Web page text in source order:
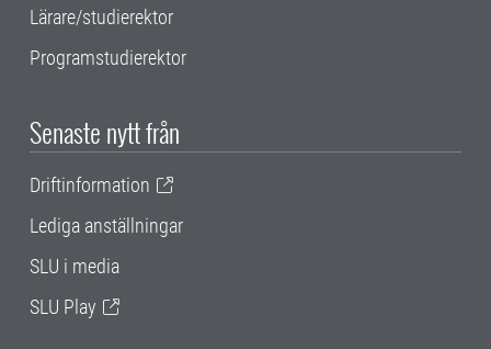
Lärare/studierektor
Programstudierektor
Senaste nytt från
Driftinformation
Lediga anställningar
SLU i media
SLU Play